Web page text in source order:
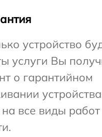
устройство
услуги Вы
о гарантийном
все виды